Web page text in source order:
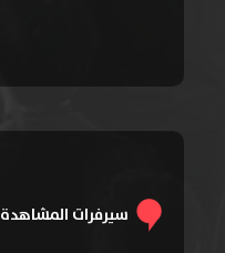
سيرفرات المشاهدة